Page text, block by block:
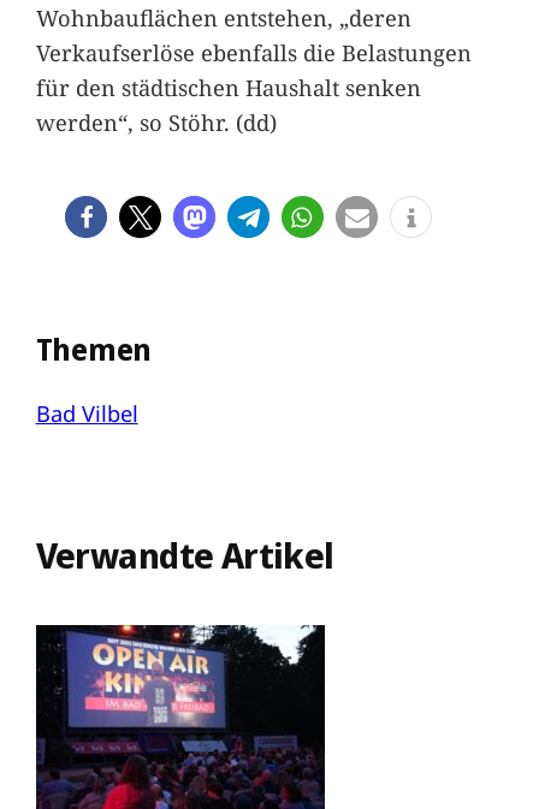
Wohnbauflächen entstehen, „deren
Verkaufserlöse ebenfalls die Belastungen
für den städtischen Haushalt senken
werden“, so Stöhr. (dd)
Themen
Bad Vilbel
Verwandte Artikel